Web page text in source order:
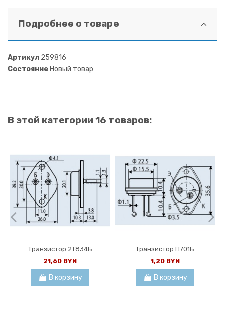
Подробнее о товаре
Артикул 259816
СостояниеНовый товар
В этой категории 16 товаров:
Транзистор 2Т834Б
21,60 BYN
В корзину
Транзистор П701Б
1,20 BYN
В корзину